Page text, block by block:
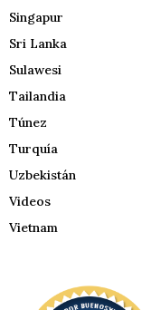
Singapur
Sri Lanka
Sulawesi
Tailandia
Túnez
Turquía
Uzbekistán
Videos
Vietnam